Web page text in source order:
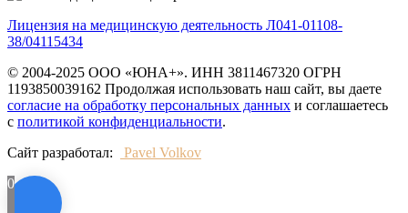
Лицензия на медицинскую деятельность Л041-01108-
38/04115434
© 2004-2025 ООО «ЮНА+». ИНН 3811467320 ОГРН
1193850039162 Продолжая использовать наш сайт, вы даете
согласие на обработку персональных данных и соглашаетесь
с политикой конфиденциальности.
Сайт разработал:
Pavel Volkov
0